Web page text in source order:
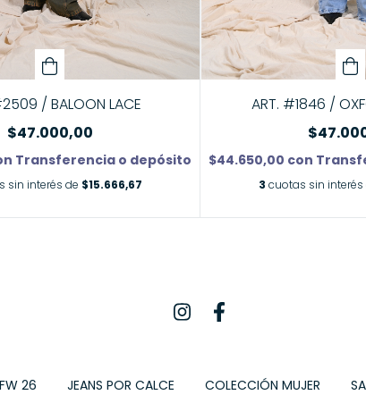
/ BALOON LACE
$47.000,00
Transferencia o depósito
sin interés de $15.666,67
ART. #1846 /
$44.650,00 con
3 cuotas sin interés
26 JEANS POR CALCE COLECCIÓN MUJER